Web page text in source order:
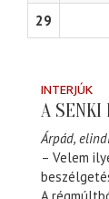
29
INTERJÚK
A SENKI
Árpád,
– Velem